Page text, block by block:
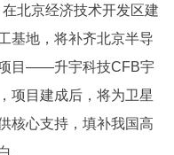
北京经济技术开发区建
基地，将补齐北京半导
目——升宇科技CFB宇
项目建成后，将为卫星
核心支持，填补我国高
。